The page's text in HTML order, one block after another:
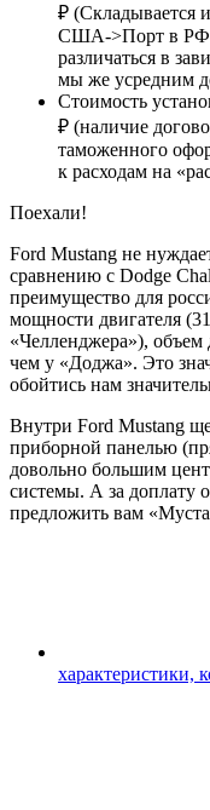
₽ (Складывается
США->Порт в РФ-
различаться в
мы же усредним
Стоимость
₽ (наличие
таможенного
к расходам на
Поехали!
Ford Mustang не
сравнению с Dodge
преимущество для
мощности двигателя
«Челленджера»), объем
чем у «Доджа». Это
обойтись нам
Внутри Ford Mustang
приборной панелью
довольно большим
системы. А за доплату
предложить вам
характеристики,